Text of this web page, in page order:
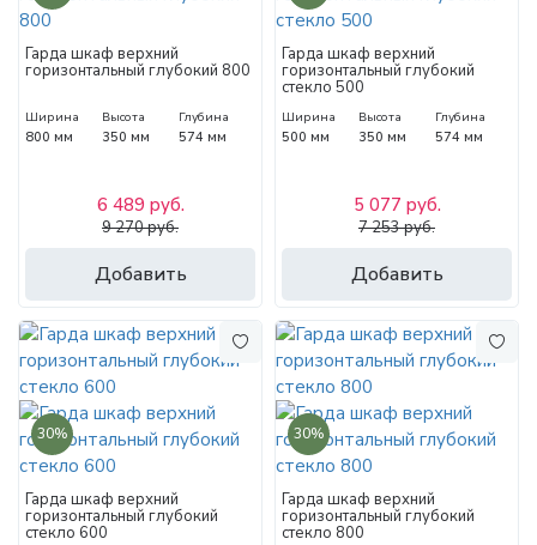
Гарда шкаф верхний
горизонтальный глубокий 800
Ширина
800 мм
Высота
350 мм
Глубина
574 мм
Добавить
6 489 руб.
9 270 руб.
Гарда шкаф верхний
горизонтальный глубокий
стекло 500
Ширина
500 мм
Высота
350 мм
Глубина
574 мм
Добавить
5 077 руб.
7 253 руб.
30%
Гарда шкаф верхний
горизонтальный глубокий
стекло 600
30%
Гарда шкаф верхний
горизонтальный глубокий
стекло 800